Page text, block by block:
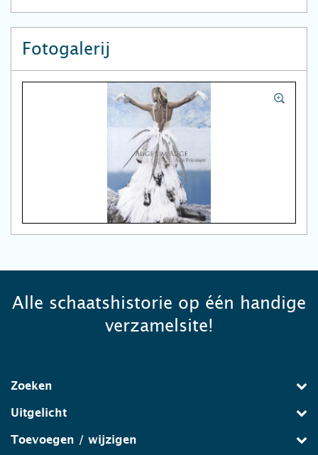
Fotogalerij
Alle schaatshistorie op één handige
verzamelsite!
Zoeken
Uitgelicht
Toevoegen / wijzigen